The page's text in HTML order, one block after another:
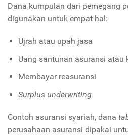
Dana kumpulan dari pemegang
digunakan untuk empat hal:
Ujrah atau upah jasa
Uang santunan asuransi atau
Membayar reasuransi
Surplus underwriting
Contoh asuransi syariah, dana
perusahaan asuransi dipakai